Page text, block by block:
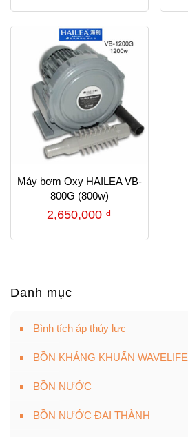
Máy bơm Oxy HAILEA VB-
800G (800w)
2,650,000 ₫
Danh mục
Bình tích áp thủy lực
BỒN KHÁNG KHUẨN WAVELIFE
BỒN NƯỚC
BỒN NƯỚC ĐẠI THÀNH